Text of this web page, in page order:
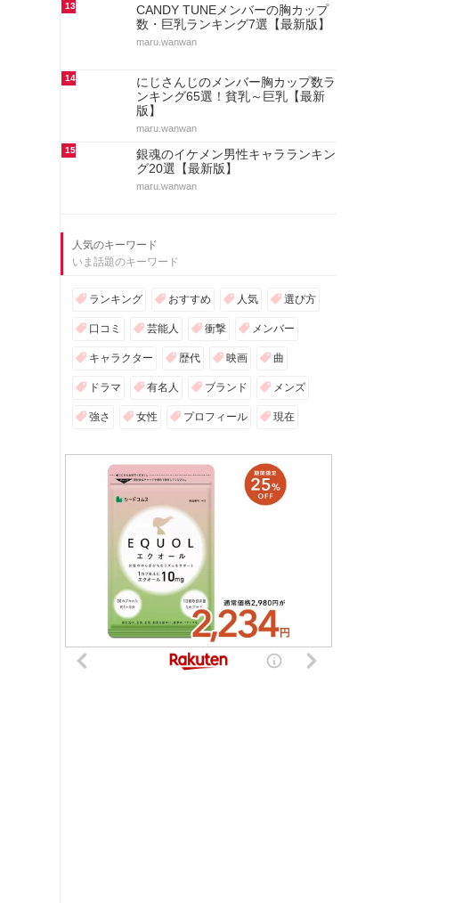
13
CANDY TUNEメンバーの胸カップ
数・巨乳ランキング7選【最新版】
maru.wanwan
14
にじさんじのメンバー胸カップ数ラ
ンキング65選！貧乳～巨乳【最新
版】
maru.wanwan
15
銀魂のイケメン男性キャラランキン
グ20選【最新版】
maru.wanwan
人気のキーワード
いま話題のキーワード
ランキング おすすめ 人気 選び方
口コミ 芸能人 衝撃 メンバー
キャラクター 歴代 映画 曲
ドラマ 有名人 ブランド メンズ
強さ 女性 プロフィール 現在